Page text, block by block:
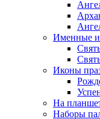
Именные
Иконы
На
Наборы